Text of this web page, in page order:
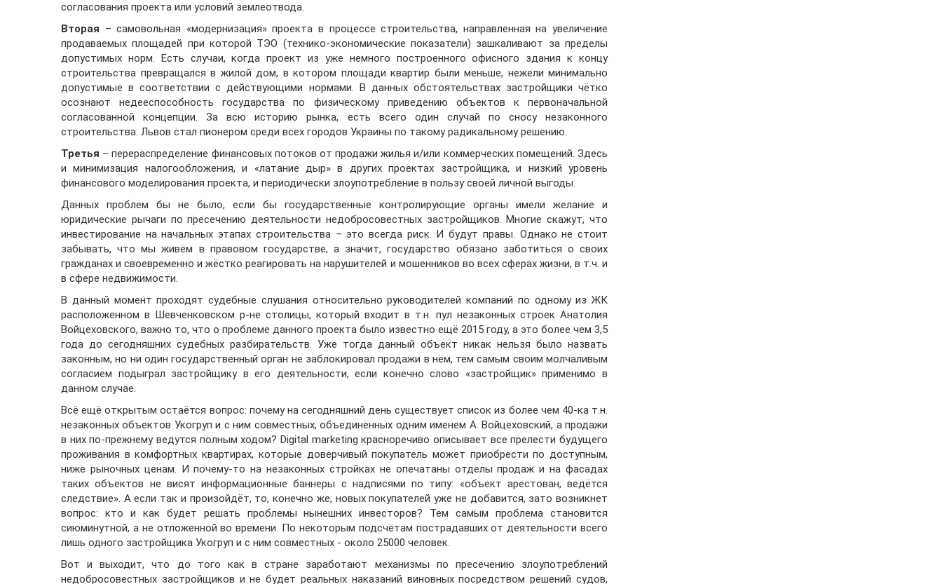
согласования проекта или условий землеотвода.
Вторая – самовольная «модернизация» проекта в процессе строительства, направленная на увеличение
продаваемых площадей при которой ТЭО (технико-экономические показатели) зашкаливают за пределы
допустимых норм. Есть случаи, когда проект из уже немного построенного офисного здания к концу
строительства превращался в жилой дом, в котором площади квартир были меньше, нежели минимально
допустимые в соответствии с действующими нормами. В данных обстоятельствах застройщики чётко
осознают недееспособность государства по физическому приведению объектов к первоначальной
согласованной концепции. За всю историю рынка, есть всего один случай по сносу незаконного
строительства. Львов стал пионером среди всех городов Украины по такому радикальному решению.
Третья – перераспределение финансовых потоков от продажи жилья и/или коммерческих помещений. Здесь
и минимизация налогообложения, и «латание дыр» в других проектах застройщика, и низкий уровень
финансового моделирования проекта, и периодически злоупотребление в пользу своей личной выгоды.
Данных проблем бы не было, если бы государственные контролирующие органы имели желание и
юридические рычаги по пресечению деятельности недобросовестных застройщиков. Многие скажут, что
инвестирование на начальных этапах строительства – это всегда риск. И будут правы. Однако не стоит
забывать, что мы живём в правовом государстве, а значит, государство обязано заботиться о своих
гражданах и своевременно и жёстко реагировать на нарушителей и мошенников во всех сферах жизни, в т.ч. и
в сфере недвижимости.
В данный момент проходят судебные слушания относительно руководителей компаний по одному из ЖК
расположенном в Шевченковском р-не столицы, который входит в т.н. пул незаконных строек Анатолия
Войцеховского, важно то, что о проблеме данного проекта было известно ещё 2015 году, а это более чем 3,5
года до сегодняшних судебных разбирательств. Уже тогда данный объект никак нельзя было назвать
законным, но ни один государственный орган не заблокировал продажи в нём, тем самым своим молчаливым
согласием подыграл застройщику в его деятельности, если конечно слово «застройщик» применимо в
данном случае.
Всё ещё открытым остаётся вопрос: почему на сегодняшний день существует список из более чем 40-ка т.н.
незаконных объектов Укогруп и с ним совместных, объединённых одним именем А. Войцеховский, а продажи
в них по-прежнему ведутся полным ходом? Digital marketing красноречиво описывает все прелести будущего
проживания в комфортных квартирах, которые доверчивый покупатель может приобрести по доступным,
ниже рыночных ценам. И почему-то на незаконных стройках не опечатаны отделы продаж и на фасадах
таких объектов не висят информационные баннеры с надписями по типу: «объект арестован, ведётся
следствие». А если так и произойдёт, то, конечно же, новых покупателей уже не добавится, зато возникнет
вопрос: кто и как будет решать проблемы нынешних инвесторов? Тем самым проблема становится
сиюминутной, а не отложенной во времени. По некоторым подсчётам пострадавших от деятельности всего
лишь одного застройщика Укогруп и с ним совместных - около 25000 человек.
Вот и выходит, что до того как в стране заработают механизмы по пресечению злоупотреблений
недобросовестных застройщиков и не будет реальных наказаний виновных посредством решений судов,